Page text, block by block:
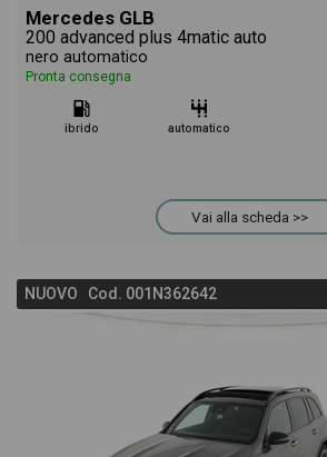
Mercedes GLB
200 advanced plus 4matic auto
nero automatico
Pronta consegna
ibrido automatico
Vai alla scheda >>
NUOVO Cod. 001N362642